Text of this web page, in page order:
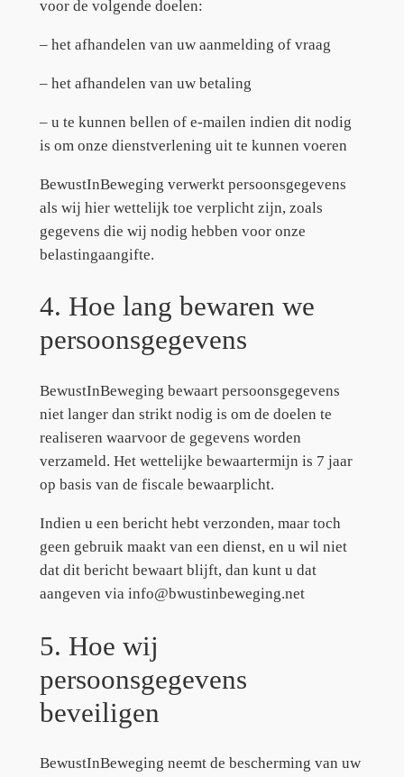
voor de volgende doelen:
– het afhandelen van uw aanmelding of vraag
– het afhandelen van uw betaling
– u te kunnen bellen of e-mailen indien dit nodig
is om onze dienstverlening uit te kunnen voeren
BewustInBeweging verwerkt persoonsgegevens
als wij hier wettelijk toe verplicht zijn, zoals
gegevens die wij nodig hebben voor onze
belastingaangifte.
4. Hoe lang bewaren we
persoonsgegevens
BewustInBeweging bewaart persoonsgegevens
niet langer dan strikt nodig is om de doelen te
realiseren waarvoor de gegevens worden
verzameld. Het wettelijke bewaartermijn is 7 jaar
op basis van de fiscale bewaarplicht.
Indien u een bericht hebt verzonden, maar toch
geen gebruik maakt van een dienst, en u wil niet
dat dit bericht bewaart blijft, dan kunt u dat
aangeven via info@bwustinbeweging.net
5. Hoe wij
persoonsgegevens
beveiligen
BewustInBeweging neemt de bescherming van uw